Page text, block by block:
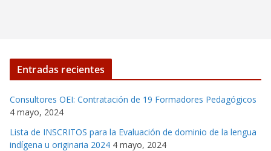
Entradas recientes
Consultores OEI: Contratación de 19 Formadores Pedagógicos
4 mayo, 2024
Lista de INSCRITOS para la Evaluación de dominio de la lengua
indígena u originaria 2024 4 mayo, 2024